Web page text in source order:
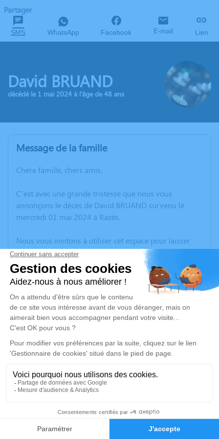
Faire-part Hommages
Partager
SMS WhatsApp Facebook E-mail Lien
David BRUAND
décédé le 1 mai 2024 à l'âge de 48 ans
Message de la famille
Chère famille, chers amis,
C’est avec une grande tristesse que nous vous
annonçons le décès de David BRUAND survenu le
mercredi 01 mai 2024 à Razès.
Nous vous invitons à utiliser cet espace pour laisser
vos condoléances, partager des photos souvenirs, une
anecdote ou exprimer vos pensées à travers des
poèmes ou des textes. Cet endroit est un lieu
d'expression dédié à honorer la mémoire de David
BRUAND.
Un service de plantation d’arbre hommage est
disponible ici.
Je rends hommage
Cérémonie religieuse
Église de Bessines de Bessines-sur-Gartempe
87250 Bessines-sur-Gartempe